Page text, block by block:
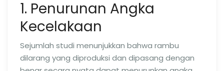
1. Penurunan Angka
Kecelakaan
Sejumlah studi menunjukkan bahwa rambu
dilarang yang diproduksi dan dipasang dengan